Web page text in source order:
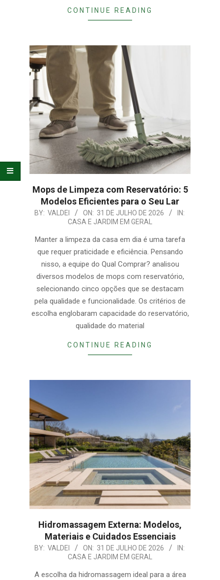
CONTINUE READING
Mops de Limpeza com Reservatório: 5
Modelos Eficientes para o Seu Lar
2026-
31
BY: VALDEI ON: 31 DE JULHO DE 2026
IN:
CASA E JARDIM EM GERAL
Manter a limpeza da casa em dia é uma tarefa
que requer praticidade e eficiência. Pensando
nisso, a equipe do Qual Comprar? analisou
diversos modelos de mops com reservatório,
selecionando cinco opções que se destacam
pela qualidade e funcionalidade. Os critérios de
escolha englobaram capacidade do reservatório,
qualidade do material
CONTINUE READING
Hidromassagem Externa: Modelos,
Materiais e Cuidados Essenciais
2026-
31
BY: VALDEI ON: 31 DE JULHO DE 2026
IN:
CASA E JARDIM EM GERAL
A escolha da hidromassagem ideal para a área